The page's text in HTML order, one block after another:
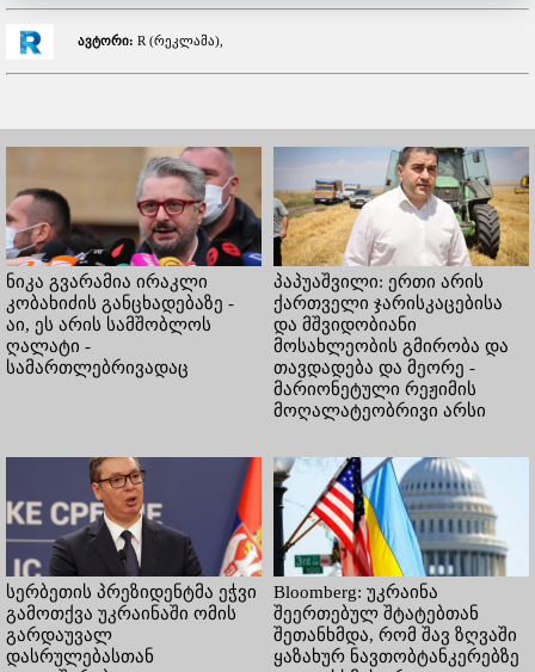
ავტორი: R (რეკლამა),
ნიკა გვარამია ირაკლი
კობახიძის განცხადებაზე -
აი, ეს არის სამშობლოს
ღალატი -
სამართლებრივადაც
პაპუაშვილი: ერთი არის
ქართველი ჯარისკაცებისა
და მშვიდობიანი
მოსახლეობის გმირობა და
თავდადება და მეორე -
მარიონეტული რეჟიმის
მოღალატეობრივი არსი
სერბეთის პრეზიდენტმა ეჭვი
გამოთქვა უკრაინაში ომის
გარდაუვალ
დასრულებასთან
Bloomberg: უკრაინა
შეერთებულ შტატებთან
შეთანხმდა, რომ შავ ზღვაში
ყაზახურ ნავთობტანკერებზე